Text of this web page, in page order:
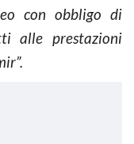
con obbligo di
alle prestazioni